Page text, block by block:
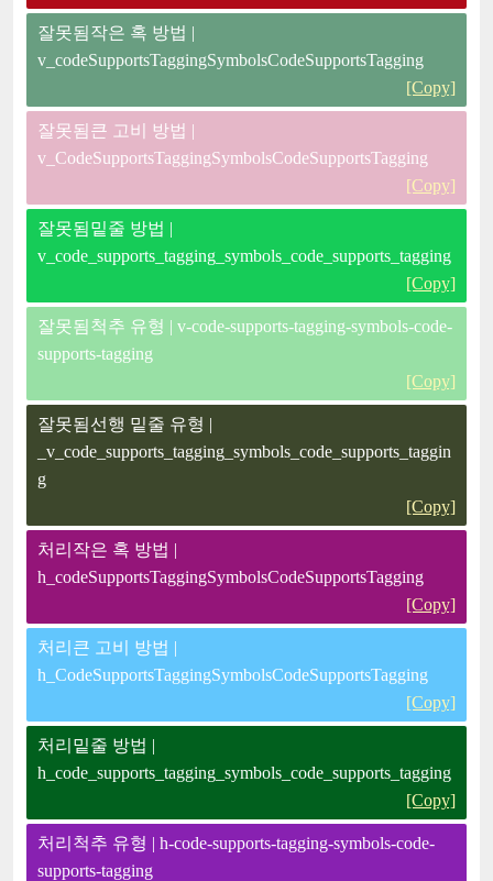
잘못됨작은 혹 방법 |
v_codeSupportsTaggingSymbolsCodeSupportsTagging
[Copy]
잘못됨큰 고비 방법 |
v_CodeSupportsTaggingSymbolsCodeSupportsTagging
[Copy]
잘못됨밑줄 방법 |
v_code_supports_tagging_symbols_code_supports_tagging
[Copy]
잘못됨척추 유형 | v-code-supports-tagging-symbols-code-
supports-tagging
[Copy]
잘못됨선행 밑줄 유형 |
_v_code_supports_tagging_symbols_code_supports_taggin
g
[Copy]
처리작은 혹 방법 |
h_codeSupportsTaggingSymbolsCodeSupportsTagging
[Copy]
처리큰 고비 방법 |
h_CodeSupportsTaggingSymbolsCodeSupportsTagging
[Copy]
처리밑줄 방법 |
h_code_supports_tagging_symbols_code_supports_tagging
[Copy]
처리척추 유형 | h-code-supports-tagging-symbols-code-
supports-tagging